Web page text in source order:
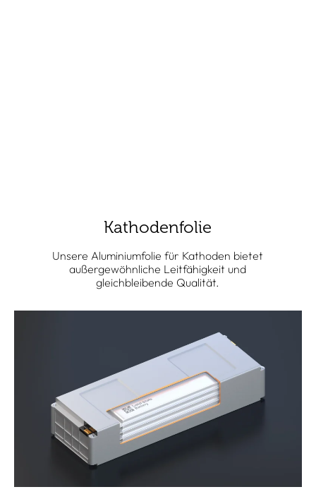
Kathodenfolie
Unsere Aluminiumfolie für Kathoden bietet
außergewöhnliche Leitfähigkeit und
gleichbleibende Qualität.